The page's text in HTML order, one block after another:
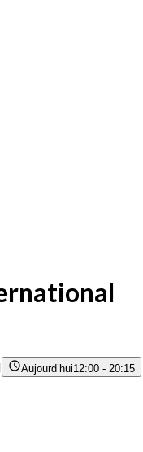
Aujourd’hui12:00 - 20:15